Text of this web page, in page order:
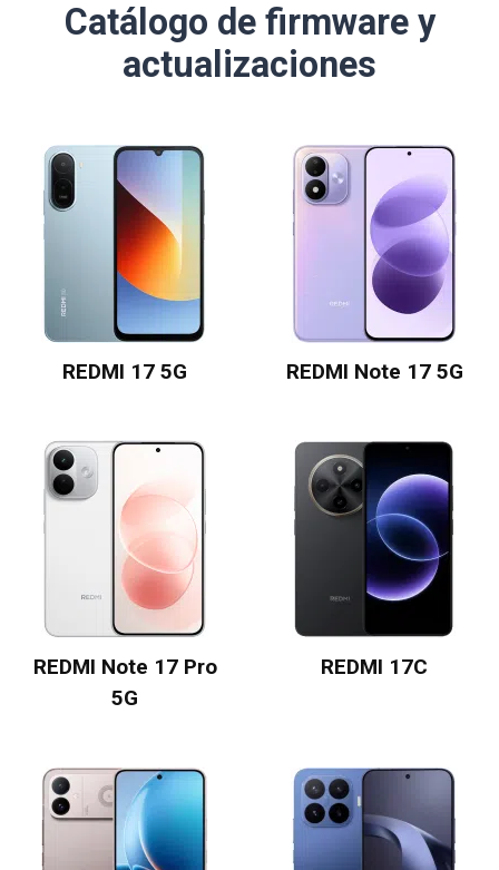
Catálogo de firmware y
actualizaciones
REDMI 17 5G REDMI Note 17 5G
REDMI Note 17 Pro
5G
REDMI 17C